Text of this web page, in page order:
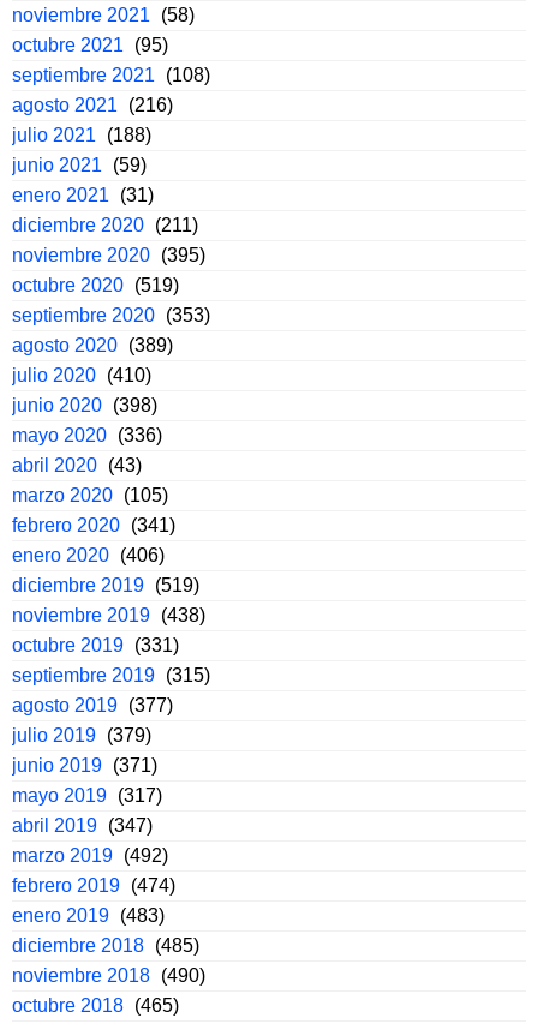
noviembre 2021
(58)
octubre 2021
(95)
septiembre 2021
(108)
agosto 2021
(216)
julio 2021
(188)
junio 2021
(59)
enero 2021
(31)
diciembre 2020 (211)
noviembre 2020 (395)
octubre 2020 (519)
septiembre 2020 (353)
agosto 2020 (389)
julio 2020 (410)
junio 2020 (398)
mayo 2020 (336)
abril 2020 (43)
marzo 2020 (105)
febrero 2020 (341)
enero 2020 (406)
diciembre 2019 (519)
noviembre 2019 (438)
octubre 2019 (331)
septiembre 2019 (315)
agosto 2019 (377)
julio 2019 (379)
junio 2019 (371)
mayo 2019 (317)
abril 2019 (347)
marzo 2019 (492)
febrero 2019 (474)
enero 2019 (483)
diciembre 2018 (485)
noviembre 2018 (490)
octubre 2018 (465)